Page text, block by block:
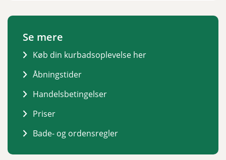
Se mere
Køb din kurbadsoplevelse her
Åbningstider
Handelsbetingelser
Priser
Bade- og ordensregler